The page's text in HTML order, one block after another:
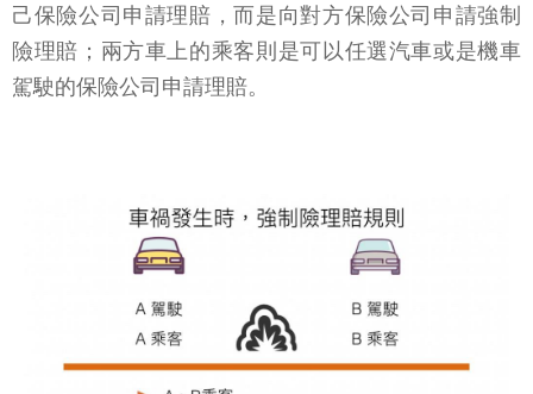
己保險公司申請理賠，而是向對方保險公司申請強制
險理賠；兩方車上的乘客則是可以任選汽車或是機車
駕駛的保險公司申請理賠。